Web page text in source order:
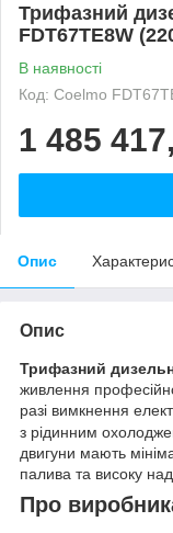
Трифазний
FDT67TE8W
В наявності
Код: Coelmo
1 485
Опис
Опис
Трифазний
живлення
разі вимкнення
з рідинним
двигуни мають
палива та високу
Про